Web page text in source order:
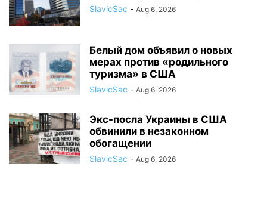
SlavicSac - Aug 6, 2026
Белый дом объявил о новых
мерах против «родильного
туризма» в США
SlavicSac - Aug 6, 2026
Экс-посла Украины в США
обвинили в незаконном
обогащении
SlavicSac - Aug 6, 2026